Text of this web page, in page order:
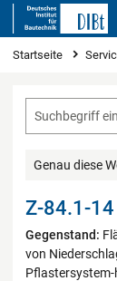
Sie sind hier
Startseite
Genau diese
Z-84.1-14
Gegenstand:
von